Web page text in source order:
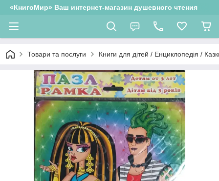
«КнигоМир» Ваш интернет-магазин душевного чтения
Товари та послуги Книги для дітей / Енциклопедія /